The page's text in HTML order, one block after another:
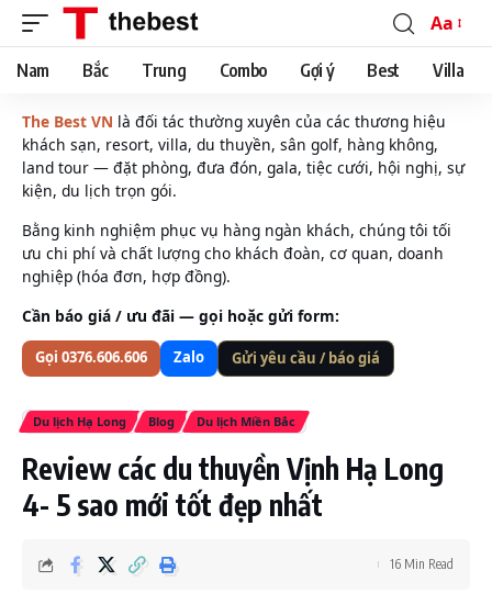
Font
Resizer
Aa
Nam Bắc Trung Combo Gợi ý Best Villa
The Best VN là đối tác thường xuyên của các thương hiệu
khách sạn, resort, villa, du thuyền, sân golf, hàng không,
land tour — đặt phòng, đưa đón, gala, tiệc cưới, hội nghị, sự
kiện, du lịch trọn gói.
Bằng kinh nghiệm phục vụ hàng ngàn khách, chúng tôi tối
ưu chi phí và chất lượng cho khách đoàn, cơ quan, doanh
nghiệp (hóa đơn, hợp đồng).
Cần báo giá / ưu đãi — gọi hoặc gửi form:
Gọi 0376.606.606 Zalo Gửi yêu cầu / báo giá
Du lịch Hạ Long Blog Du lịch Miền Bắc
Review các du thuyền Vịnh Hạ Long
4- 5 sao mới tốt đẹp nhất
16 Min Read